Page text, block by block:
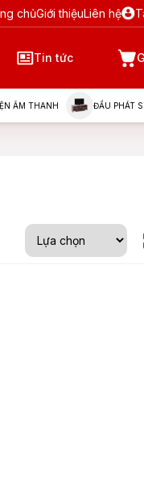
chủGiới thiệuLiên hệ
Tin tức
ÂM THANH ĐẦU PHÁT